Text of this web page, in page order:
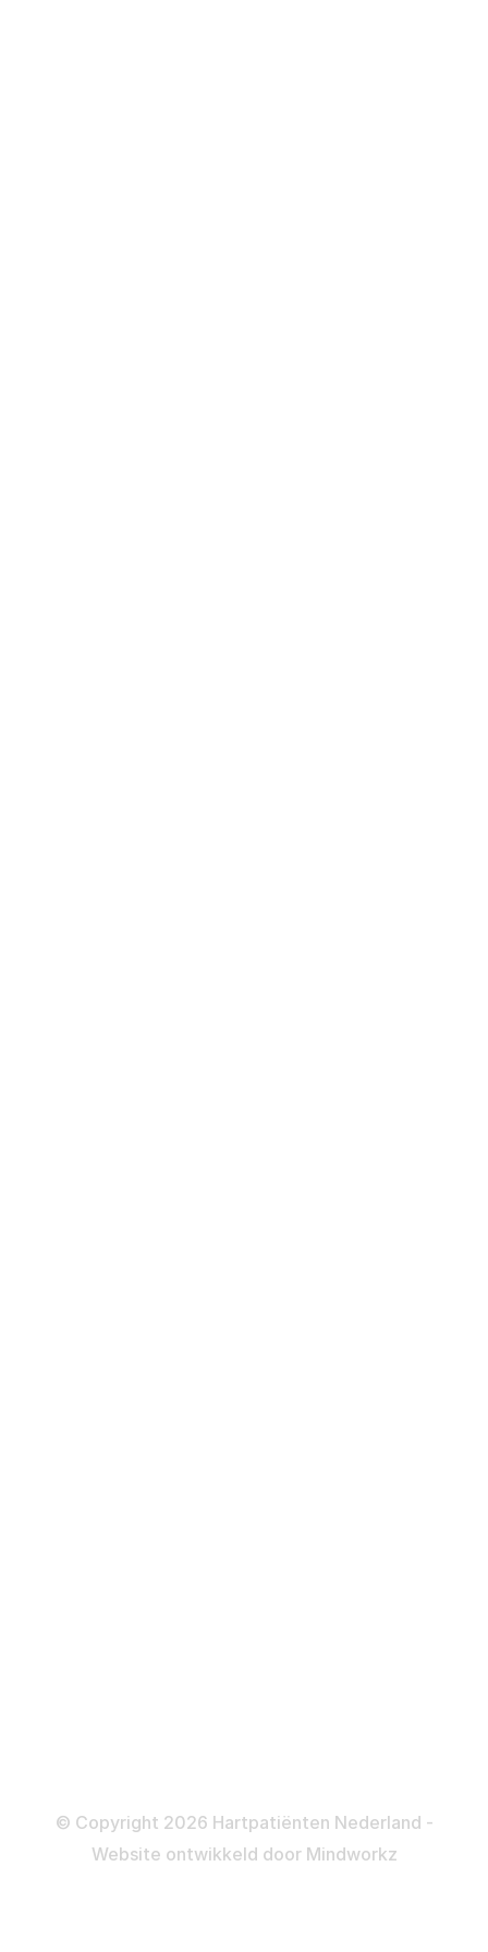
Privacy- en Cookiebeleid
© Copyright 2026 Hartpatiënten Nederland -
Website ontwikkeld door Mindworkz